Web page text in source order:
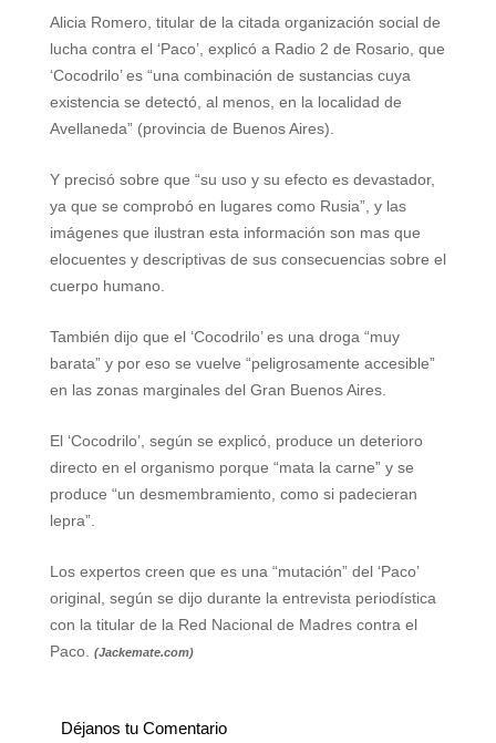
t
Alicia Romero, titular de la citada organización social de
lucha contra el ‘Paco’, explicó a Radio 2 de Rosario, que
‘Cocodrilo’ es “una combinación de sustancias cuya
existencia se detectó, al menos, en la localidad de
Avellaneda” (provincia de Buenos Aires).
Y precisó sobre que “su uso y su efecto es devastador,
ya que se comprobó en lugares como Rusia”, y las
imágenes que ilustran esta información son mas que
elocuentes y descriptivas de sus consecuencias sobre el
cuerpo humano.
También dijo que el ‘Cocodrilo’ es una droga “muy
barata” y por eso se vuelve “peligrosamente accesible”
en las zonas marginales del Gran Buenos Aires.
El ‘Cocodrilo’, según se explicó, produce un deterioro
directo en el organismo porque “mata la carne” y se
produce “un desmembramiento, como si padecieran
lepra”.
Los expertos creen que es una “mutación” del ‘Paco’
original, según se dijo durante la entrevista periodística
con la titular de la Red Nacional de Madres contra el
Paco.
(Jackemate.com)
Déjanos tu Comentario